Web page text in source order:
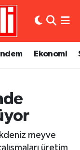
Ekonomi
meyve
üretim